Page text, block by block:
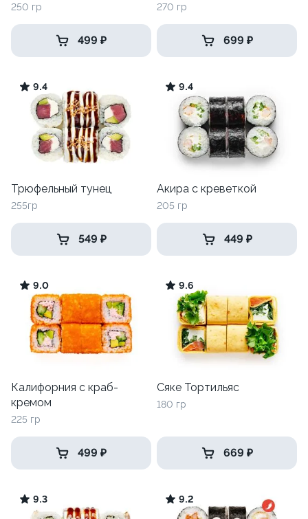
250 гр
499 ₽
270 гр
699 ₽
9.4
Трюфельный тунец
255гр
549 ₽
9.4
Акира с креветкой
205 гр
449 ₽
9.0
Калифорния с краб-
кремом
225 гр
499 ₽
9.6
Сяке Тортильяс
180 гр
669 ₽
9.3 9.2